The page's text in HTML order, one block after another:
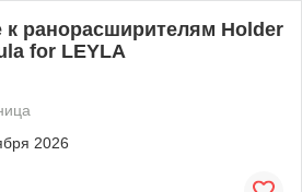
к ранорасширителям Holder
for LEYLA
2026